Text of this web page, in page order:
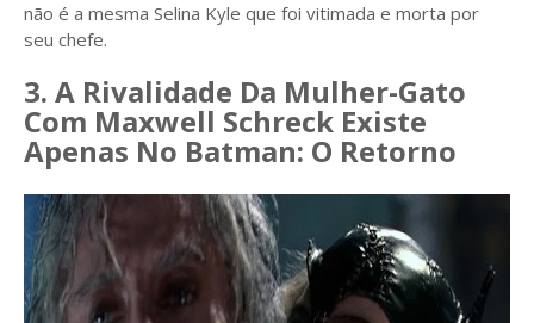
não é a mesma Selina Kyle que foi vitimada e morta por
seu chefe.
3. A Rivalidade Da Mulher-Gato
Com Maxwell Schreck Existe
Apenas No Batman: O Retorno